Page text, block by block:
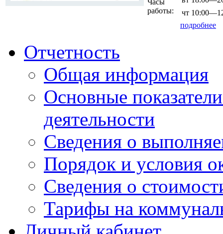
Часы
работы:
чт
подробнее
Отчетность
Общая информация
Основные
деятельности
Сведения о
Порядок и условия
Сведения о
Тарифы на